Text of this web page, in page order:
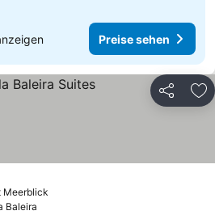
Preise sehen
Teilen
Meerblick
sehen
Baleira